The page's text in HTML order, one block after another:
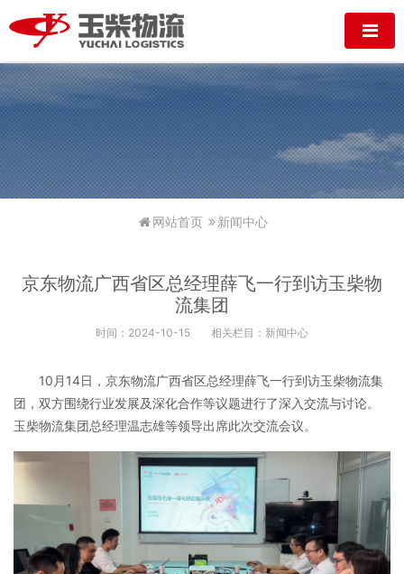
网站首页 新闻中心
京东物流广西省区总经理薛飞一行到访玉柴物
流集团
时间：2024-10-15 相关栏目：新闻中心
10月14日，京东物流广西省区总经理薛飞一行到访玉柴物流集
团，双方围绕行业发展及深化合作等议题进行了深入交流与讨论。
玉柴物流集团总经理温志雄等领导出席此次交流会议。